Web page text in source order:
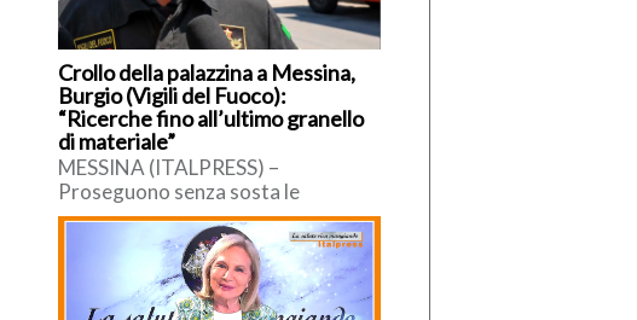
Crollo della palazzina a Messina,
Burgio (Vigili del Fuoco):
“Ricerche fino all’ultimo granello
di materiale”
MESSINA (ITALPRESS) –
Proseguono senza sosta le
operazioni di ricerca tra le macerie
della palazzina crollata nel
quartiere Pistunina di […]